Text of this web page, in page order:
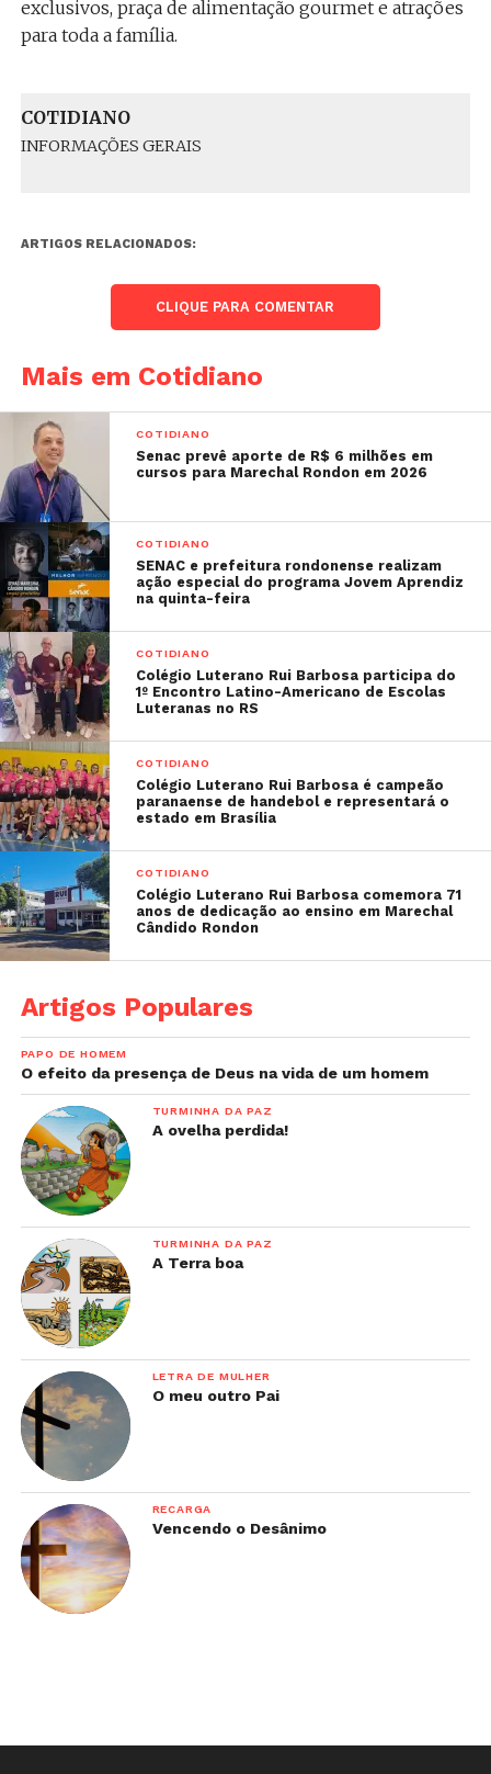
exclusivos, praça de alimentação gourmet e atrações
para toda a família.
COTIDIANO
INFORMAÇÕES GERAIS
ARTIGOS RELACIONADOS:
CLIQUE PARA COMENTAR
Mais em Cotidiano
COTIDIANO
Senac prevê aporte de R$ 6 milhões em
cursos para Marechal Rondon em 2026
COTIDIANO
SENAC e prefeitura rondonense realizam
ação especial do programa Jovem Aprendiz
na quinta-feira
COTIDIANO
Colégio Luterano Rui Barbosa participa do
1º Encontro Latino-Americano de Escolas
Luteranas no RS
COTIDIANO
Colégio Luterano Rui Barbosa é campeão
paranaense de handebol e representará o
estado em Brasília
COTIDIANO
Colégio Luterano Rui Barbosa comemora 71
anos de dedicação ao ensino em Marechal
Cândido Rondon
Artigos Populares
PAPO DE HOMEM
O efeito da presença de Deus na vida de um homem
TURMINHA DA PAZ
A ovelha perdida!
TURMINHA DA PAZ
A Terra boa
LETRA DE MULHER
O meu outro Pai
RECARGA
Vencendo o Desânimo